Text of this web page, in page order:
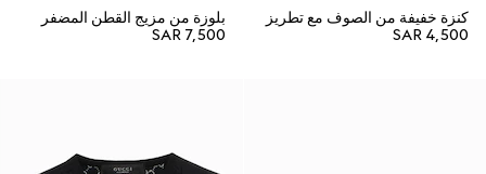
كنزة خفيفة من الصوف مع تطريز
SAR 4,500
بلوزة من مزيج القطن المضفر
SAR 7,500